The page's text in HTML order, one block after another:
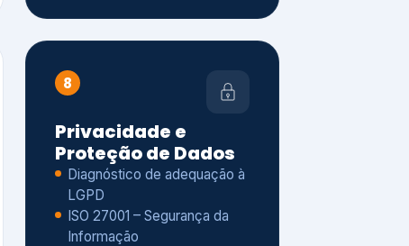
8
Privacidade e
Proteção de Dados
Diagnóstico de adequação à
LGPD
ISO 27001 – Segurança da
Informação